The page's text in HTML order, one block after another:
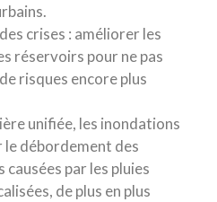
crises : améliorer les
réservoirs pour ne pas
risques encore plus
unifiée, les inondations
le débordement des
causées par les pluies
de plus en plus